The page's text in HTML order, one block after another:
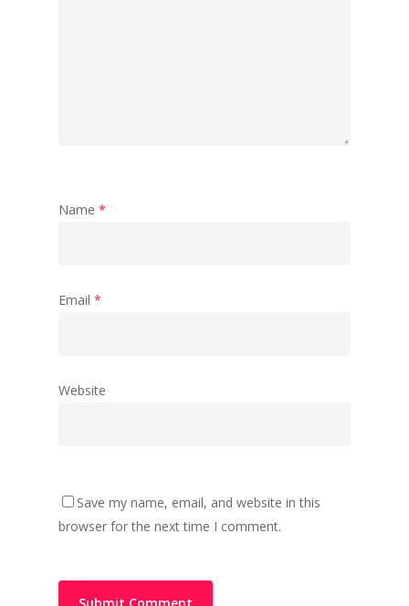
Name *
Email *
Website
Save my name, email, and website in this
browser for the next time I comment.